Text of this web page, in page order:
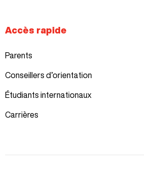
Accès rapide
Parents
Conseillers d’orientation
Étudiants internationaux
Carrières